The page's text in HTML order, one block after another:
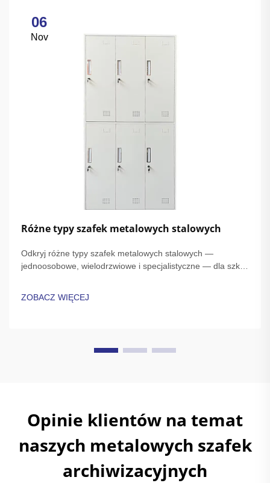
06
Nov
Różne typy szafek metalowych stalowych
Odkryj różne typy szafek metalowych stalowych —
jednoosobowe, wielodrzwiowe i specjalistyczne — dla szkół,
ekspertów dotyczących wyboru najlepszego rozwiązania
ZOBACZ WIĘCEJ
Opinie klientów na temat
naszych metalowych szafek
archiwizacyjnych